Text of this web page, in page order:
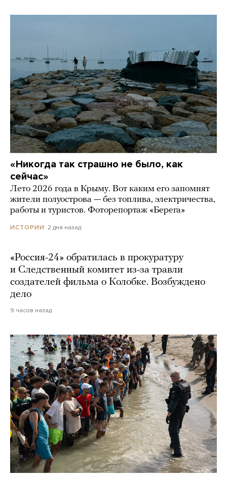
«Никогда так страшно не было, как
сейчас»
Лето 2026 года в Крыму. Вот каким его запомнят
жители полуострова — без топлива, электричества,
работы и туристов. Фоторепортаж «Берега»
ИСТОРИИ 2 дня назад
«Россия-24» обратилась в прокуратуру
и Следственный комитет из-за травли
создателей фильма о Колобке. Возбуждено
дело
9 часов назад